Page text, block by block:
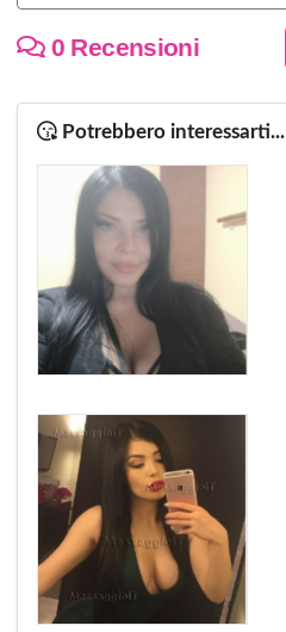
0 Recensioni
Potrebbero interessarti...